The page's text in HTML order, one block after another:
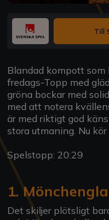
Till
Blandad kompott som
fredags-Topp med
gröna bockar med
med att notera
är med riktigt god
stora utmaning. Nu kör
Spelstopp: 20:29
1.
Det skiljer plötsligt